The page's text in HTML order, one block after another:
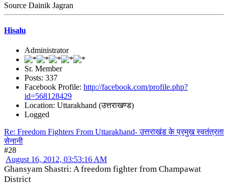
Source Dainik Jagran
Hisalu
Administrator
Sr. Member
Posts: 337
Facebook Profile: http://facebook.com/profile.php?
id=568128429
Location: Uttarakhand (उत्तराखण्ड)
Logged
Re: Freedom Fighters From Uttarakhand- उत्तराखंड के प्रमुख स्वतंत्रता
सेनानी
#28
August 16, 2012, 03:53:16 AM
Ghansyam Shastri: A freedom fighter from Champawat
District